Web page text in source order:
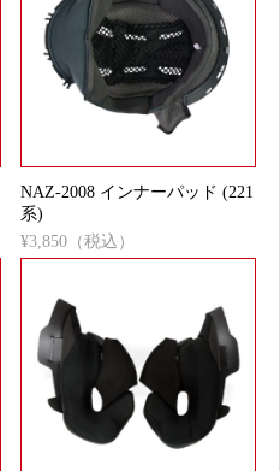
NAZ-2008 インナーパッド (221
系)
¥3,850（税込）